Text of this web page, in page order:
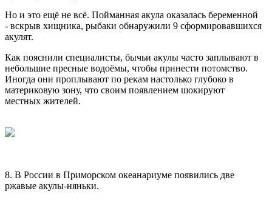
Но и это ещё не всё. Пойманная акула оказалась беременной
- вскрыв хищника, рыбаки обнаружили 9 сформировавшихся
акулят.
Как пояснили специалисты, бычьи акулы часто заплывают в
небольшие пресные водоёмы, чтобы принести потомство.
Иногда они проплывают по рекам настолько глубоко в
материковую зону, что своим появлением шокируют
местных жителей.
8. В России в Приморском океанариуме появились две
ржавые акулы-няньки.